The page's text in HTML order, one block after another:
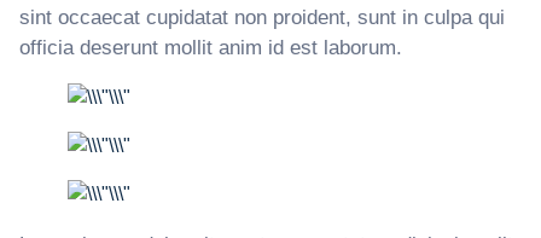
sint occaecat cupidatat non proident, sunt in culpa qui
officia deserunt mollit anim id est laborum.